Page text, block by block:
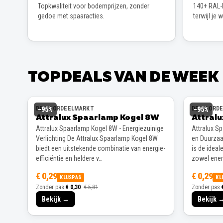
Topkwaliteit voor bodemprijzen, zonder
gedoe met spaaracties.
140+
terwijl je
TOPDEALS VAN DE WEEK
−95%
DE VOORDEELMARKT
Attralux Spaarlamp Kogel 8W
Attralux Spaarlamp Kogel 8W - Energiezuinige
Verlichting De Attralux Spaarlamp Kogel 8W
biedt een uitstekende combinatie van energie-
efficiëntie en heldere v…
€ 0,29 KLUSPAS
Zonder pas € 0,30 € 5,81
Bekijk →
−95%
DE
Attralux
en
is de
zowel
€ 0,29
Zonder pas
Bekijk